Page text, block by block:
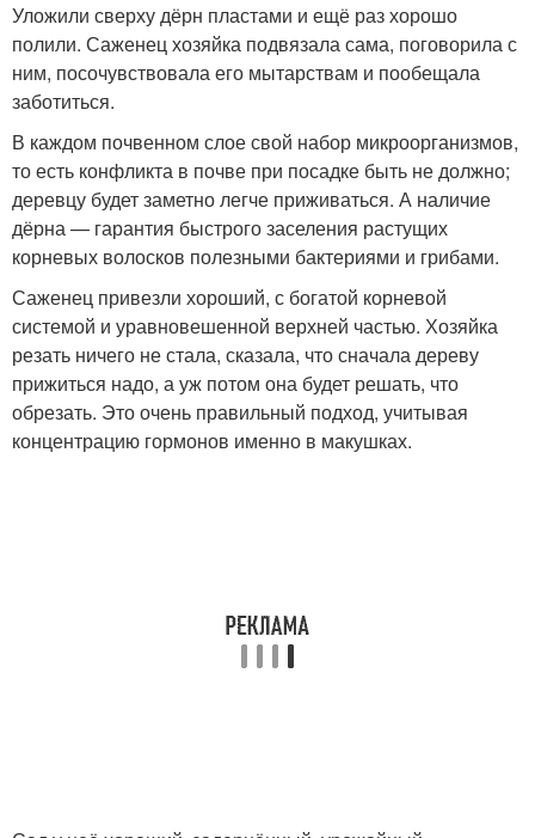
Уложили сверху дёрн пластами и ещё раз хорошо
полили. Саженец хозяйка подвязала сама, поговорила с
ним, посочувствовала его мытарствам и пообещала
заботиться.
В каждом почвенном слое свой набор микроорганизмов,
то есть конфликта в почве при посадке быть не должно;
деревцу будет заметно легче приживаться. А наличие
дёрна — гарантия быстрого заселения растущих
корневых волосков полезными бактериями и грибами.
Саженец привезли хороший, с богатой корневой
системой и уравновешенной верхней частью. Хозяйка
резать ничего не стала, сказала, что сначала дереву
прижиться надо, а уж потом она будет решать, что
обрезать. Это очень правильный подход, учитывая
концентрацию гормонов именно в макушках.